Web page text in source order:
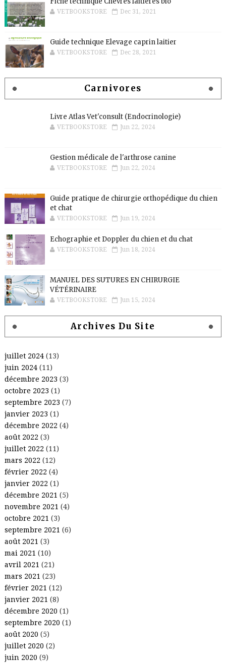
VETBOOKSTORE Dec 31, 2021
Guide technique Elevage caprin laitier
VETBOOKSTORE Dec 28, 2021
Carnivores
Livre Atlas Vet'consult (Endocrinologie)
VETBOOKSTORE Jun 22, 2024
Gestion médicale de l'arthrose canine
VETBOOKSTORE Jun 22, 2024
Guide pratique de chirurgie orthopédique du chien
et chat
VETBOOKSTORE Jun 19, 2024
Echographie et Doppler du chien et du chat
VETBOOKSTORE Jun 18, 2024
MANUEL DES SUTURES EN CHIRURGIE
VÉTÉRINAIRE
VETBOOKSTORE Jun 15, 2024
Archives Du Site
juillet 2024(13)
juin 2024(11)
décembre 2023 (3)
octobre 2023 (1)
septembre 2023 (7)
janvier 2023 (1)
décembre 2022 (4)
août 2022 (3)
juillet 2022 (11)
mars 2022 (12)
février 2022 (4)
janvier 2022 (1)
décembre 2021 (5)
novembre 2021 (4)
octobre 2021 (3)
septembre 2021 (6)
août 2021 (3)
mai 2021 (10)
avril 2021 (21)
mars 2021 (23)
février 2021 (12)
janvier 2021 (8)
décembre 2020 (1)
septembre 2020 (1)
août 2020 (5)
juillet 2020 (2)
juin 2020 (9)